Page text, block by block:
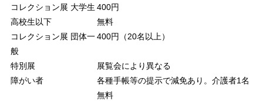
コレクション展 大学生 400円
高校生以下
無料
コレクション展 団体一
般
400円（20名以上）
特別展
展覧会により異なる
障がい者
各種手帳等の提示で減免あり。介護者1名
無料